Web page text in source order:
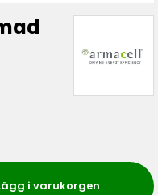
i varukorgen